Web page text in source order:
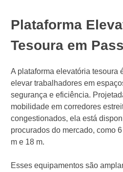
Plataforma
Tesoura em
A plataforma elevatória tesoura
elevar trabalhadores em
segurança e eficiência.
mobilidade em corredores
congestionados, ela está
procurados do mercado, como
m e 18 m.
Esses equipamentos são